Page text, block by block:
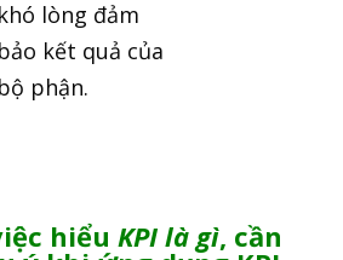
khó lòng đảm
bảo kết quả của
bộ phận.
hiểu KPI là gì, cần